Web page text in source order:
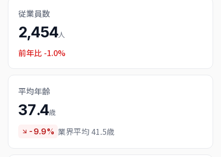
従業員数
2,454人
前年比 -1.0%
平均年齢
37.4歳
-9.9% 業界平均 41.5歳